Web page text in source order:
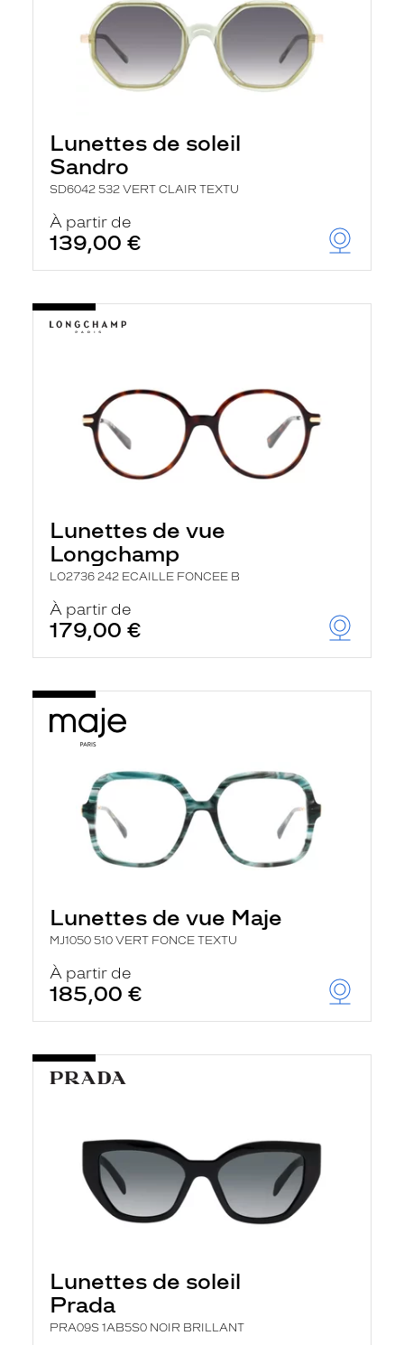
Lunettes de soleil
Sandro
SD6042 532 VERT CLAIR TEXTU
À partir de
139,00 €
Lunettes de vue
Longchamp
LO2736 242 ECAILLE FONCEE B
À partir de
179,00 €
Lunettes de vue Maje
MJ1050 510 VERT FONCE TEXTU
À partir de
185,00 €
Lunettes de soleil
Prada
PRA09S 1AB5S0 NOIR BRILLANT